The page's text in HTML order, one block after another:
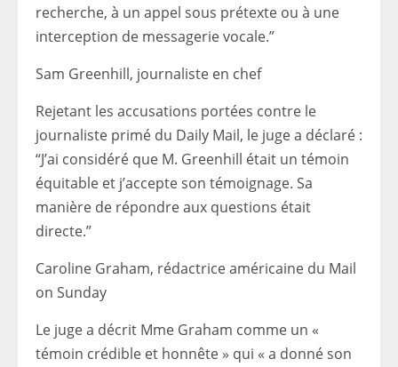
recherche, à un appel sous prétexte ou à une
interception de messagerie vocale.”
Sam Greenhill, journaliste en chef
Rejetant les accusations portées contre le
journaliste primé du Daily Mail, le juge a déclaré :
“J’ai considéré que M. Greenhill était un témoin
équitable et j’accepte son témoignage. Sa
manière de répondre aux questions était
directe.”
Caroline Graham, rédactrice américaine du Mail
on Sunday
Le juge a décrit Mme Graham comme un «
témoin crédible et honnête » qui « a donné son